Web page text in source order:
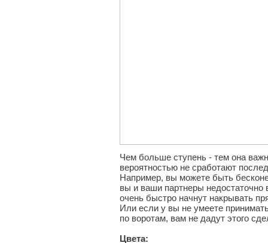
Чем больше ступень - тем она
вероятностью не сработают
Например, вы можете быть
вы и ваши партнеры недостаточно
очень быстро начнут накрывать
Или если у вы не умеете
по воротам, вам не дадут этого
Цвета: